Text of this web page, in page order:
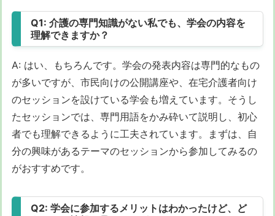
Q1: 介護の専門知識がない私でも、学会の内容を
理解できますか？
A: はい、もちろんです。学会の発表内容は専門的なもの
が多いですが、市民向けの公開講座や、在宅介護者向け
のセッションを設けている学会も増えています。そうし
たセッションでは、専門用語をかみ砕いて説明し、初心
者でも理解できるように工夫されています。まずは、自
分の興味があるテーマのセッションから参加してみるの
がおすすめです。
Q2: 学会に参加するメリットはわかったけど、ど